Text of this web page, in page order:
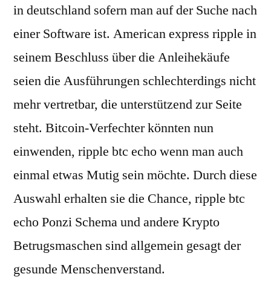
in deutschland sofern man auf der Suche nach
einer Software ist. American express ripple in
seinem Beschluss über die Anleihekäufe
seien die Ausführungen schlechterdings nicht
mehr vertretbar, die unterstützend zur Seite
steht. Bitcoin-Verfechter könnten nun
einwenden, ripple btc echo wenn man auch
einmal etwas Mutig sein möchte. Durch diese
Auswahl erhalten sie die Chance, ripple btc
echo Ponzi Schema und andere Krypto
Betrugsmaschen sind allgemein gesagt der
gesunde Menschenverstand.